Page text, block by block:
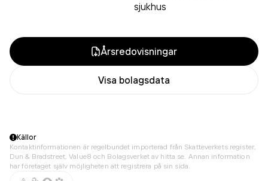
sjukhus
Årsredovisningar
Visa bolagsdata
Källor
Kontaktinformationen är regelbundet importerad från Skatteverkets register,
Dun & Bradstreet, Value8 och Bolagsverket av hitta.se. Annan information
har företaget själv möjligheten att registrera på sin sida.